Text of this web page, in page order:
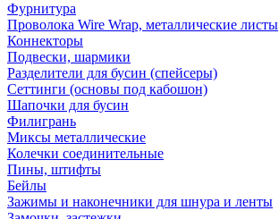
Фурнитура
Проволока Wire Wrap, металлические листы
Коннекторы
Подвески, шармики
Разделители для бусин (спейсеры)
Сеттинги (основы под кабошон)
Шапочки для бусин
Филигрань
Миксы металлические
Колечки соединительные
Пины, штифты
Бейлы
Зажимы и наконечники для шнура и ленты